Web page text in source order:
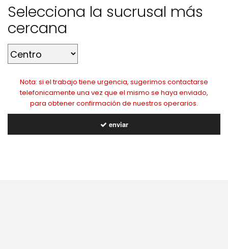
Selecciona la sucrusal más
cercana
Nota: si el trabajo tiene urgencia, sugerimos contactarse
telefonicamente una vez que el mismo se haya enviado,
para obtener confirmación de nuestros operarios.
enviar